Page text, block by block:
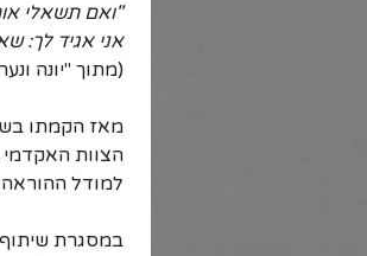
"ואם תשאלי
אני אגיד לך:
(מתוך "יונה
מאז הקמתו
הצוות האקדמי
למודל
במסגרת שיתוף